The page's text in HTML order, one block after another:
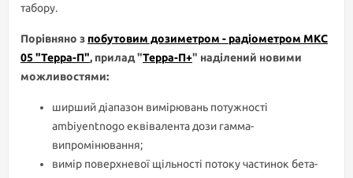
табору.
Порівняно з побутовим дозиметром - радіометром МКС
05 "Терра-П", прилад "Терра-П+" наділений новими
можливостями:
ширший діапазон вимірювань потужності
ambiyentnogo еквівалента дози гамма-
випромінювання;
вимір поверхневої щільності потоку частинок бета-